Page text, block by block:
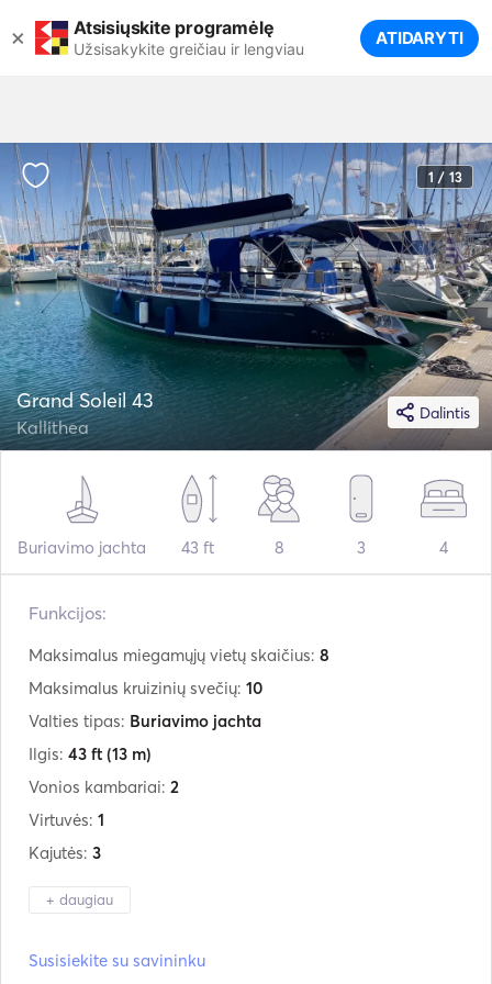
× Atsisiųskite programėlę
Užsisakykite greičiau ir lengviau ATIDARYTI
1 / 13
Dalintis
Grand Soleil 43
Kallithea
Buriavimo jachta 43 ft 8 3 4
Funkcijos:
Maksimalus miegamųjų vietų skaičius: 8
Maksimalus kruizinių svečių: 10
Valties tipas: Buriavimo jachta
Ilgis: 43 ft (13 m)
Vonios kambariai: 2
Virtuvės: 1
Kajutės: 3
+ daugiau
Susisiekite su savininku